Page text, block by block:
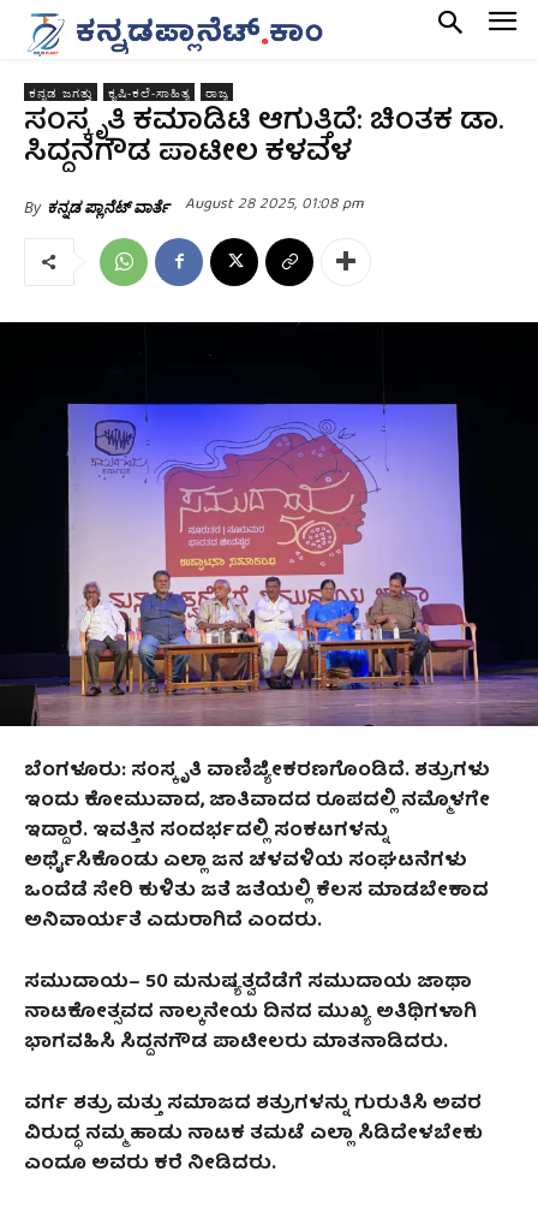
ಕನ್ನಡ ಜಗತ್ತು ಕೃಷಿ-ಕಲೆ-ಸಾಹಿತ್ಯ ರಾಜ್ಯ
ಸಂಸ್ಕೃತಿ ಕಮಾಡಿಟಿ ಆಗುತ್ತಿದೆ: ಚಿಂತಕ ಡಾ.
ಸಿದ್ದನಗೌಡ ಪಾಟೀಲ ಕಳವಳ
By ಕನ್ನಡ ಪ್ಲಾನೆಟ್ ವಾರ್ತೆ August 28 2025, 01:08 pm
ಬೆಂಗಳೂರು:ಸಂಸ್ಕೃತಿ ವಾಣಿಜ್ಯೀಕರಣಗೊಂಡಿದೆ.ಶತ್ರುಗಳು
ಇಂದು ಕೋಮುವಾದ,ಜಾತಿವಾದದ ರೂಪದಲ್ಲಿ ನಮ್ಮೊಳಗೇ
ಇದ್ದಾರೆ.ಇವತ್ತಿನ ಸಂದರ್ಭದಲ್ಲಿ ಸಂಕಟಗಳನ್ನು
ಅರ್ಥೈಸಿಕೊಂಡು ಎಲ್ಲಾ ಜನ ಚಳವಳಿಯ ಸಂಘಟನೆಗಳು
ಒಂದೆಡೆ ಸೇರಿ ಕುಳಿತುಜತೆ ಜತೆಯಲ್ಲಿಕೆಲಸ ಮಾಡಬೇಕಾದ
ಅನಿವಾರ್ಯತೆ ಎದುರಾಗಿದೆ ಎಂದರು.
ಸಮುದಾಯ– 50ಮನುಷ್ಯತ್ವದೆಡೆಗೆ ಸಮುದಾಯ ಜಾಥಾ
ನಾಟಕೋತ್ಸವದ ನಾಲ್ಕನೇಯ ದಿನದ ಮುಖ್ಯ ಅತಿಥಿಗಳಾಗಿ
ಭಾಗವಹಿಸಿ ಸಿದ್ದನಗೌಡ ಪಾಟೀಲರು ಮಾತನಾಡಿದರು.
ವರ್ಗ ಶತ್ರುಮತ್ತುಸಮಾಜದ ಶತ್ರುಗಳನ್ನು ಗುರುತಿಸಿಅವರ
ವಿರುದ್ಧ ನಮ್ಮ ಹಾಡು ನಾಟಕ ತಮಟೆ ಎಲ್ಲಾ ಸಿಡಿದೇಳಬೇಕು
ಎಂದೂ ಅವರು ಕರೆ ನೀಡಿದರು.